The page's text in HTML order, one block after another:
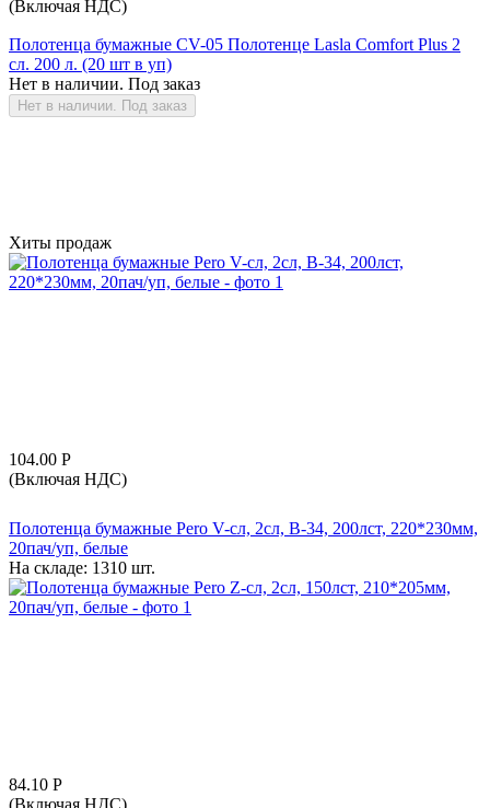
(Включая НДС)
Полотенца бумажные CV-05 Полотенце Lasla Comfort Plus 2
сл. 200 л. (20 шт в уп)
Нет в наличии. Под заказ
Нет в наличии. Под заказ
Хиты продаж
104.00 Р
(Включая НДС)
Полотенца бумажные Pero V-сл, 2сл, B-34, 200лст, 220*230мм,
20пач/уп, белые
На складе: 1310 шт.
84.10 Р
(Включая НДС)